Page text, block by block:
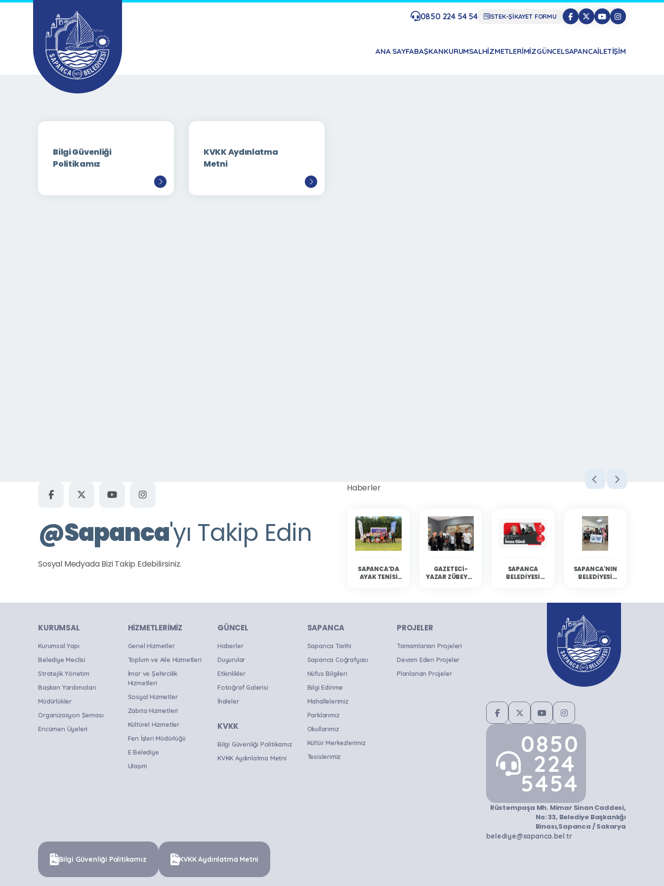
0850 224 54 54 İSTEK-ŞİKAYET FORMU
ANA SAYFABAŞKANKURUMSALHIZMETLERIMIZGÜNCELSAPANCAİLETIŞIM
Bilgi Güvenliği
Politikamız
KVKK Aydınlatma
Metni
@Sapanca'yı Takip Edin
Sosyal Medyada Bizi Takip Edebilirsiniz.
Haberler
SAPANCA’DA
AYAK TENISI
GAZETECI-
YAZAR ZÜBEYDE
SAPANCA
BELEDIYESI
SAPANCA'NIN
BELEDIYESI
KURUMSAL
Kurumsal Yapı
Belediye Meclisi
Stratejik Yönetim
Başkan Yardımcıları
Müdürlükler
Organizasyon Şeması
Encümen Üyeleri
HIZMETLERIMIZ
Genel Hizmetler
Toplum ve Aile Hizmetleri
İmar ve Şehircilik
Hizmetleri
Sosyal Hizmetler
Zabıta Hizmetleri
Kültürel Hizmetler
Fen İşleri Müdürlüğü
E Belediye
Ulaşım
GÜNCEL
Haberler
Duyurular
Etkinlikler
Fotoğraf Galerisi
İhaleler
KVKK
Bilgi Güvenliği Politikamız
KVKK Aydınlatma Metni
SAPANCA
Sapanca Tarihi
Sapanca Coğrafyası
Nüfus Bilgileri
Bilgi Edinme
Mahallelerimiz
Parklarımız
Okullarımız
Kültür Merkezlerimiz
Tesislerimiz
PROJELER
Tamamlanan Projeleri
Devam Eden Projeler
Planlanan Projeler
0850
224
5454
Rüstempaşa Mh. Mimar Sinan Caddesi,
No: 33, Belediye Başkanlığı
Binası,Sapanca / Sakarya
belediye@sapanca.bel.tr
Bilgi Güvenliği Politikamız KVKK Aydınlatma Metni